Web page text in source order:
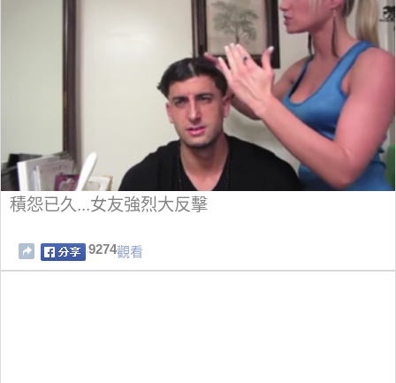
積怨已久...女友強烈大反擊
9274觀看